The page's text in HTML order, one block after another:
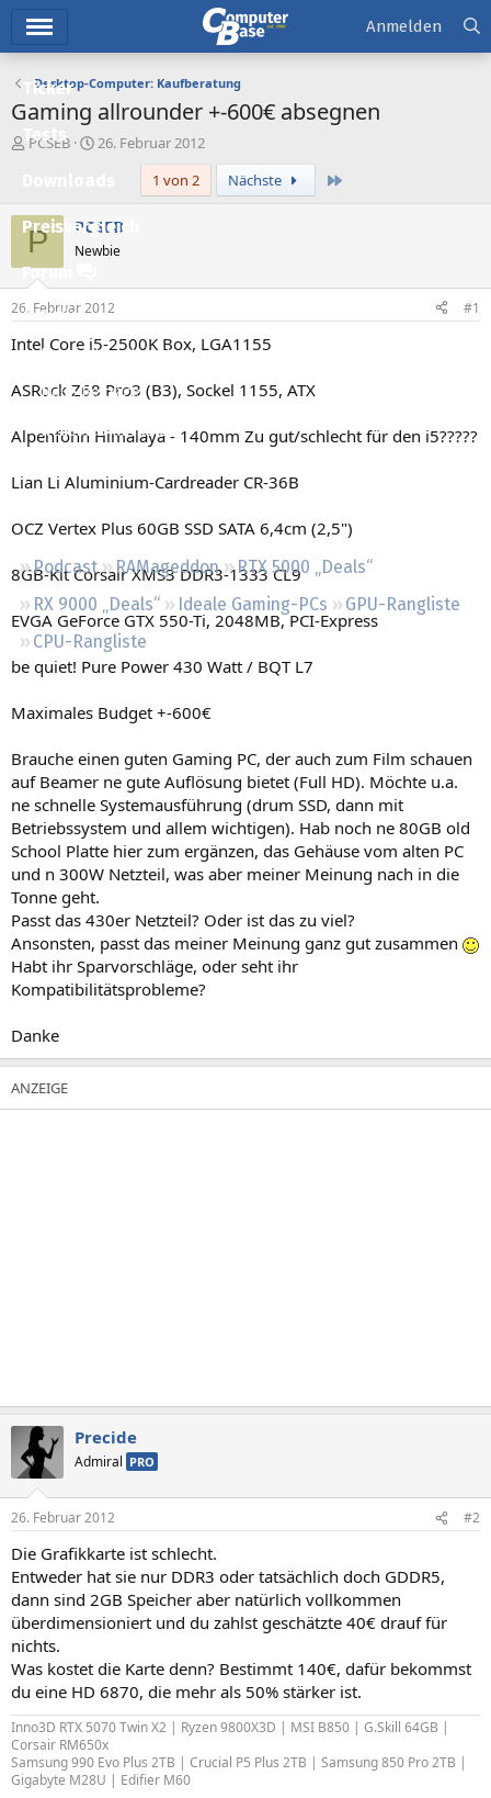
Ticker
Tests
Preisvergleich
Forum
Aktuelles
Empfohlene Inhalte
Neue Beiträge
Neueste Aktivitäten
Podcast RAMageddon
RTX 5000 „Deals“
RX 9000 „Deals“
Ideale Gaming-PCs
GPU-Rangliste
CPU-Rangliste
Anmelden
Desktop-Computer: Kaufberatung
Gaming allrounder +-600€ absegnen
E
e
e
PCSEB
E
e
l
a
m
26. Februar 2012
1 von 2
Nächste
P PCSEB
Newbie
26. Februar 2012 #1
Intel Core i5-2500K Box, LGA1155
ASRock Z68 Pro3 (B3), Sockel 1155, ATX
Alpenföhn Himalaya - 140mm Zu gut/schlecht für den i5?????
Lian Li Aluminium-Cardreader CR-36B
OCZ Vertex Plus 60GB SSD SATA 6,4cm (2,5")
8GB-Kit Corsair XMS3 DDR3-1333 CL9
EVGA GeForce GTX 550-Ti, 2048MB, PCI-Express
be quiet! Pure Power 430 Watt / BQT L7
Maximales Budget +-600€
Brauche einen guten Gaming PC, der auch zum Film schauen
auf Beamer ne gute Auflösung bietet (Full HD). Möchte u.a.
ne schnelle Systemausführung (drum SSD, dann mit
Betriebssystem und allem wichtigen). Hab noch ne 80GB old
School Platte hier zum ergänzen, das Gehäuse vom alten PC
und n 300W Netzteil, was aber meiner Meinung nach in die
Tonne geht.
Passt das 430er Netzteil? Oder ist das zu viel?
Ansonsten, passt das meiner Meinung ganz gut zusammen
Habt ihr Sparvorschläge, oder seht ihr
Kompatibilitätsprobleme?
Danke
Precide
Admiral PRO
26. Februar 2012 #2
Die Grafikkarte ist schlecht.
Entweder hat sie nur DDR3 oder tatsächlich doch GDDR5,
dann sind 2GB Speicher aber natürlich vollkommen
überdimensioniert und du zahlst geschätzte 40€ drauf für
nichts.
Was kostet die Karte denn? Bestimmt 140€, dafür bekommst
du eine HD 6870, die mehr als 50% stärker ist.
Inno3D RTX 5070 Twin X2 | Ryzen 9800X3D | MSI B850 | G.Skill 64GB |
Corsair RM650x
Samsung 990 Evo Plus 2TB | Crucial P5 Plus 2TB | Samsung 850 Pro 2TB |
Gigabyte M28U | Edifier M60